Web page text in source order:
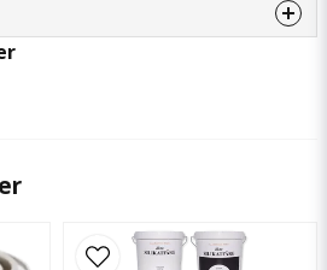
denna produkten...
Datablad.pdf